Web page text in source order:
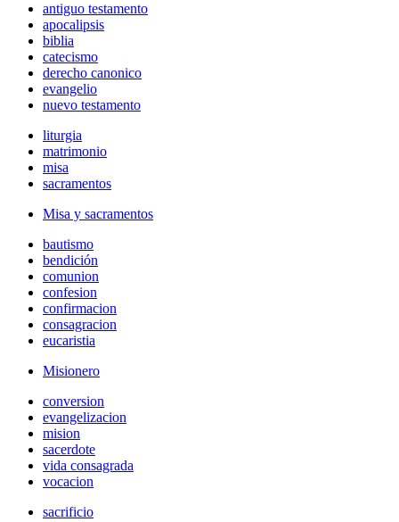
antiguo testamento
apocalipsis
biblia
catecismo
derecho canonico
evangelio
nuevo testamento
liturgia
matrimonio
misa
sacramentos
Misa y sacramentos
bautismo
bendición
comunion
confesion
confirmacion
consagracion
eucaristia
Misionero
conversion
evangelizacion
mision
sacerdote
vida consagrada
vocacion
sacrificio